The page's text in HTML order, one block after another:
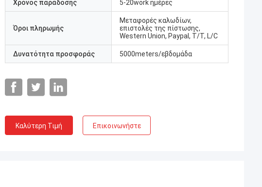
Χρόνος παράδοσης 5-20work ημέρες
Όροι πληρωμής
Μεταφορές καλωδίων,
επιστολές της πίστωσης,
Western Union, Paypal, T/T, L/C
Δυνατότητα προσφοράς 5000meters/εβδομάδα
Καλύτερη Τιμή Επικοινωνήστε